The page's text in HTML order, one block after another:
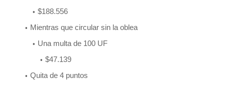
$188.556
Mientras que circular sin la oblea
Una multa de 100 UF
$47.139
Quita de 4 puntos